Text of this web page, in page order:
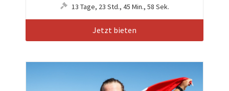
13 Tage, 23 Std., 45 Min., 55 Sek.
Jetzt bieten